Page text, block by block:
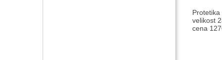
Protetika
velikost
cena